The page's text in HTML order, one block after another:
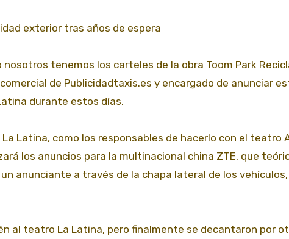
exterior tras años de espera
tenemos los carteles de la obra Toom Park
de Publicidadtaxis.es y encargado de anunciar
durante estos días.
Latina, como los responsables de hacerlo con el teatro
los anuncios para la multinacional china ZTE, que
anunciante a través de la chapa lateral de los
al teatro La Latina, pero finalmente se decantaron por